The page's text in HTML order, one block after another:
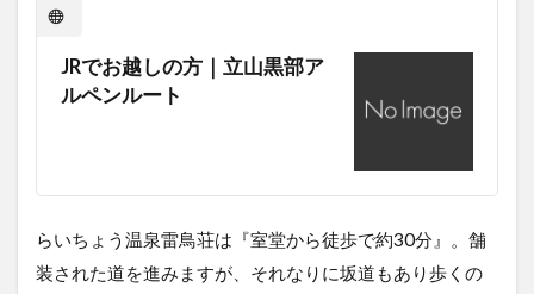
荘
ら
い
温
雷
荘
JRでお越しの方｜立山黒部ア
ルペンルート
らいちょう温泉雷鳥荘は『室堂から徒歩で約30分』。舗
装された道を進みますが、それなりに坂道もあり歩くの